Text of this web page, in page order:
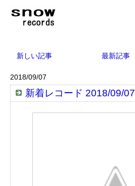
新しい記事 最新記事
2018/09/07
新着レコード 2018/09/07